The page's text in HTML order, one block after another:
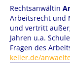
Rechtsanwältin
Arbeitsrecht und
und vertritt
Jahren u.a.
Fragen des
keller.de/